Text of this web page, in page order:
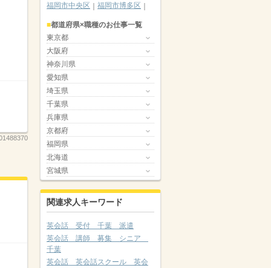
福岡市中央区
福岡市博多区
都道府県×職種のお仕事一覧
東京都
大阪府
神奈川県
愛知県
埼玉県
千葉県
兵庫県
京都府
福岡県
北海道
宮城県
関連求人キーワード
英会話 受付 千葉 派遣
英会話 講師 募集 シニア
千葉
英会話 英会話スクール 英会